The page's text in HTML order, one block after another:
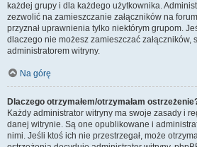
każdej grupy i dla każdego użytkownika.
zezwolić na zamieszczanie załączników na
przyznał uprawnienia tylko niektórym grupom.
dlaczego nie możesz zamieszczać załączników,
administratorem witryny.
Na górę
Dlaczego otrzymałem/otrzymałam
Każdy administrator witryny ma swoje zasady i
danej witrynie. Są one opublikowane i
nimi. Jeśli ktoś ich nie przestrzegał, może